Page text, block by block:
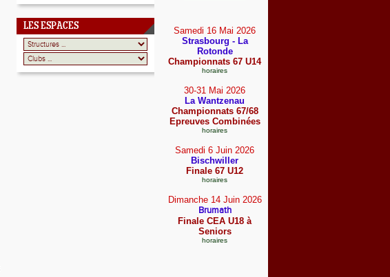
LES ESPACES Samedi 16 Mai 2026
Strasbourg - La
Rotonde
Championnats 67 U14
horaires
30-31 Mai 2026
La Wantzenau
Championnats 67/68
Epreuves Combinées
horaires
Samedi 6 Juin 2026
Bischwiller
Finale 67 U12
horaires
Dimanche 14 Juin2026
Brumath
Finale CEA U18 à
Seniors
horaires